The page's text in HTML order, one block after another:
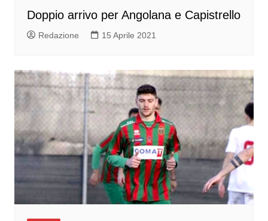
Doppio arrivo per Angolana e Capistrello
Redazione 15 Aprile 2021